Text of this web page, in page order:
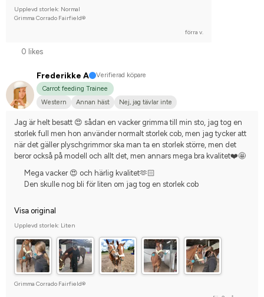
Upplevd storlek: Normal
Grimma Corrado Fairfield®
förra v.
0 likes
Frederikke A
Verifierad köpare
Carrot feeding Trainee
Western
Annan häst Nej, jag tävlar inte
Jag är helt besatt 😍 sådan en vacker grimma till min sto, jag tog en
storlek full men hon använder normalt storlek cob, men jag tycker att
när det gäller plyschgrimmor ska man ta en storlek större, men det
beror också på modell och allt det, men annars mega bra kvalitet❤️🤩
Mega vacker 😍 och härlig kvalitet🫶🏻
Den skulle nog bli för liten om jag tog en storlek cob
Visa original
Upplevd storlek: Liten
Grimma Corrado Fairfield®